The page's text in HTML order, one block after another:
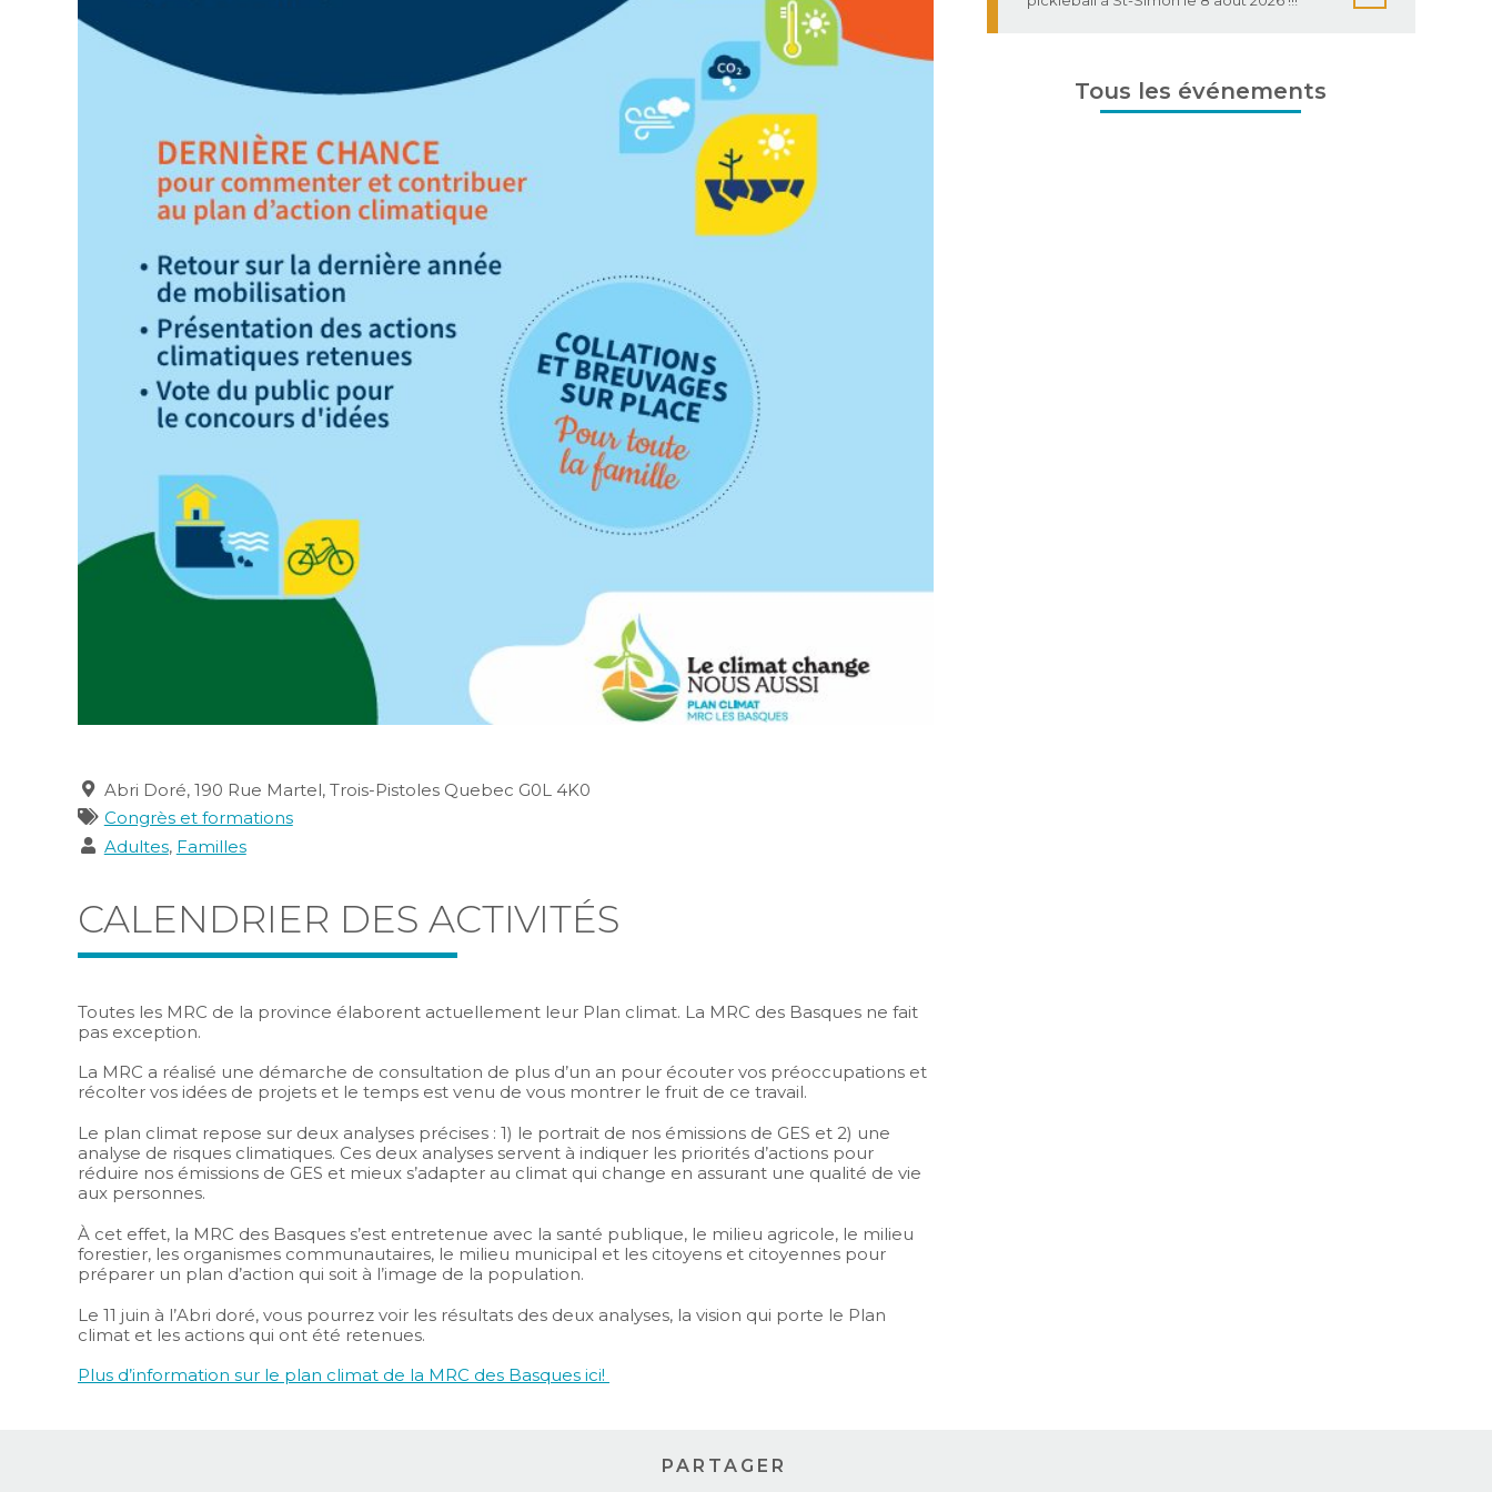
LieuAbri Doré, 190 Rue Martel, Trois-Pistoles Quebec G0L 4K0
Catégories
Congrès et formations
Publics
Adultes, Familles
CALENDRIER DES ACTIVITÉS
Toutes les MRC de la province élaborent actuellement leur Plan climat. La MRC des Basques ne fait
pas exception.
La MRC a réalisé une démarche de consultation de plus d’un an pour écouter vos préoccupations et
récolter vos idées de projets et le temps est venu de vous montrer le fruit de ce travail.
Le plan climat repose sur deux analyses précises : 1) le portrait de nos émissions de GES et 2) une
analyse de risques climatiques. Ces deux analyses servent à indiquer les priorités d’actions pour
réduire nos émissions de GES et mieux s’adapter au climat qui change en assurant une qualité de vie
aux personnes.
À cet effet, la MRC des Basques s’est entretenue avec la santé publique, le milieu agricole, le milieu
forestier, les organismes communautaires, le milieu municipal et les citoyens et citoyennes pour
préparer un plan d’action qui soit à l’image de la population.
Le 11 juin à l’Abri doré, vous pourrez voir les résultats des deux analyses, la vision qui porte le Plan
climat et les actions qui ont été retenues.
Plus d’information sur le plan climat de la MRC des Basques ici!
programmation du Vent Gourmand!
Tous les événements
PARTAGER